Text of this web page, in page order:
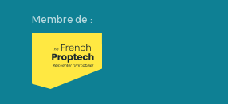
Membre de :